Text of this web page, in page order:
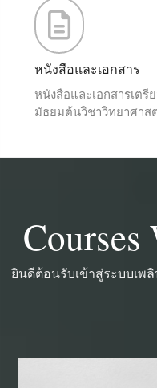
หนังสือและเอกสาร
หนังสือและเอกสารเตรี
มัธยมต้นวิชาวิทยาศาส
Courses
ยินดีต้อนรับเข้าสู่ระบบเพ